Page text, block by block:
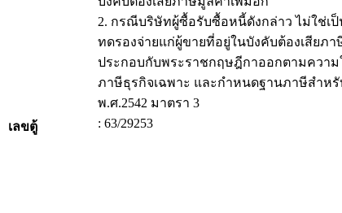
2. กรณีบริษัทผู้ซื้อรับซื้อหนี้ดังกล่าว ไม่ใช่เ
ทดรองจ่ายแก่ผู้ขายที่อยู่ในบังคับต้องเสียภ
ประกอบกับพระราชกฤษฎีกาออกตามความ
ภาษีธุรกิจเฉพาะ และกำหนดฐานภาษีสำห
พ.ศ.2542 มาตรา 3
เลขตู้
: 63/29253